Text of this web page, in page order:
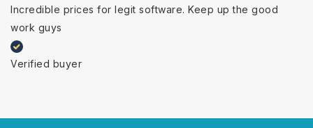
Incredible prices for legit software. Keep up the good
work guys
Verified buyer